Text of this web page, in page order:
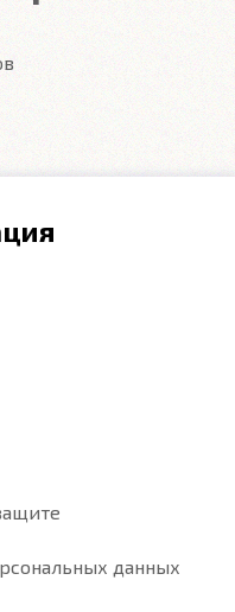
данных